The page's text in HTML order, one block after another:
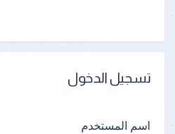
تسجيل الدخول
اسم المستخدم